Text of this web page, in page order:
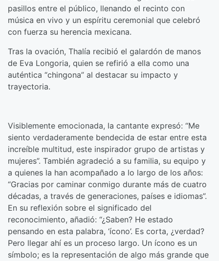
pasillos entre el público, llenando el recinto con
música en vivo y un espíritu ceremonial que celebró
con fuerza su herencia mexicana.
Tras la ovación, Thalía recibió el galardón de manos
de Eva Longoria, quien se refirió a ella como una
auténtica “chingona” al destacar su impacto y
trayectoria.
Visiblemente emocionada, la cantante expresó: “Me
siento verdaderamente bendecida de estar entre esta
increíble multitud, este inspirador grupo de artistas y
mujeres”. También agradeció a su familia, su equipo y
a quienes la han acompañado a lo largo de los años:
“Gracias por caminar conmigo durante más de cuatro
décadas, a través de generaciones, países e idiomas”.
En su reflexión sobre el significado del
reconocimiento, añadió: “¿Saben? He estado
pensando en esta palabra, ‘ícono’. Es corta, ¿verdad?
Pero llegar ahí es un proceso largo. Un ícono es un
símbolo; es la representación de algo más grande que